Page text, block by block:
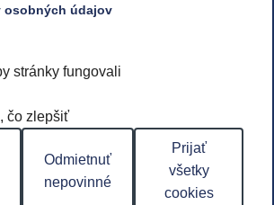
skupina ha‑vel
osobných údajov
stránky fungovali
čo zlepšiť
Odmietnuť
nepovinné
Prijať
všetky
cookies